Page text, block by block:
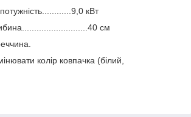
кВт
см
колір ковпачка (білий,